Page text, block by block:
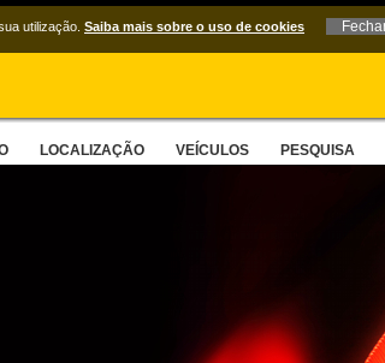
LOCALIZAÇÃO VEÍCULOS PESQUISA
utilização. Saiba mais sobre o uso de cookies